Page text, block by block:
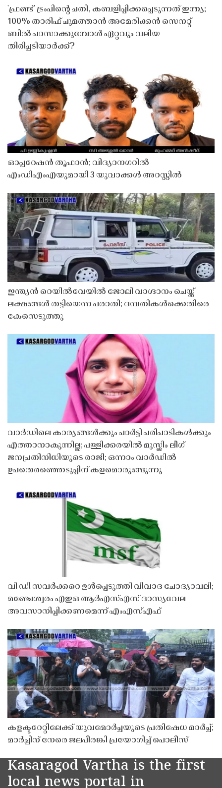
'ഫ്രണ്ട്' ട്രംപിന്റെ ചതി, കബളിപ്പിക്കപ്പെടുന്നത് ഇന്ത്യ;
100% താരിഫ് ചുമത്താൻ അമേരിക്കൻ സെനറ്റ്
ബിൽ പാസാക്കുമ്പോൾ ഏറ്റവും വലിയ
തിരിച്ചടിയാർക്ക്?
ഓപ്പറേഷൻ തൂഫാൻ; വിദ്യാനഗറിൽ
എംഡിഎംഎയുമായി 3 യുവാക്കൾ അറസ്റ്റിൽ
ഇന്ത്യൻ റെയിൽവേയിൽ ജോലി വാഗ്ദാനം ചെയ്ത്
ലക്ഷങ്ങൾ തട്ടിയെന്ന പരാതി; ദമ്പതികൾക്കെതിരെ
കേസെടുത്തു
വാർഡിലെ കാര്യങ്ങൾക്കും പാർട്ടി പരിപാടികൾക്കും
എത്താനാകുന്നില്ല; പള്ളിക്കരയിൽ മുസ്ലിം ലീഗ്
ജനപ്രതിനിധിയുടെ രാജി; ഒന്നാം വാർഡിൽ
ഉപതെരഞ്ഞെടുപ്പിന് കളമൊരുങ്ങുന്നു
വി ഡി സവർക്കറെ ഉൾപ്പെടുത്തി വിവാദ ചോദ്യാവലി;
മഞ്ചേശ്വരം എഇഒ ആർഎസ്എസ് ദാസ്യവേല
അവസാനിപ്പിക്കണമെന്ന് എംഎസ്എഫ്
കളക്ടറേറ്റിലേക്ക് യുവമോർച്ചയുടെ പ്രതിഷേധ മാർച്ച്;
മാർച്ചിന് നേരെ ജലപീരങ്കി പ്രയോഗിച്ച് പൊലീസ്
Kasaragod Vartha is the first
local news portal in